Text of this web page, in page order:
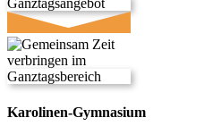
Karolinen-Gymnasium